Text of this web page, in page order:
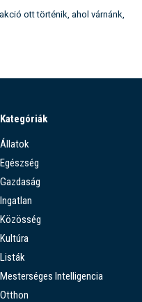
ott történik, ahol várnánk,
Kategóriák
Állatok
Egészség
Gazdaság
Ingatlan
Közösség
Kultúra
Listák
Mesterséges Intelligencia
Otthon